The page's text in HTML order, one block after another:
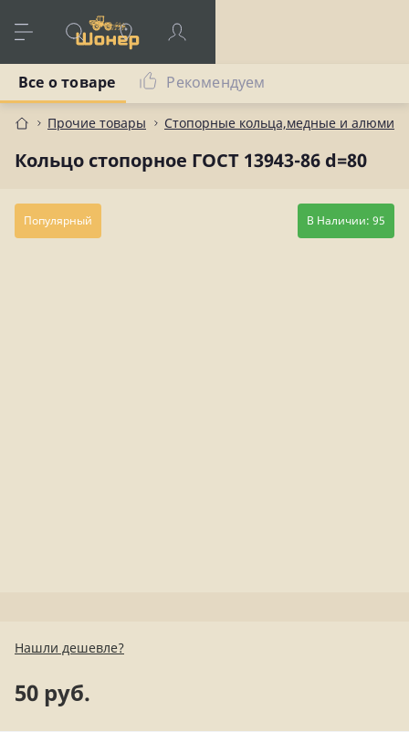
Прочие товары Стопорные кольца,медные и
Кольцо стопорное ГОСТ 13943-86 d=80
Все о товаре Рекомендуем
Популярный В Наличии: 95
Нашли дешевле?
50 руб.